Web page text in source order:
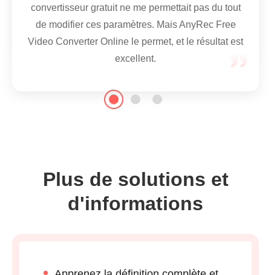
convertisseur gratuit ne me permettait pas du tout
de modifier ces paramètres. Mais AnyRec Free
Video Converter Online le permet, et le résultat est
excellent.
Converter Online. Maintenant, ils s'ouvrent sans
problème partout.
Plus de solutions et
d'informations